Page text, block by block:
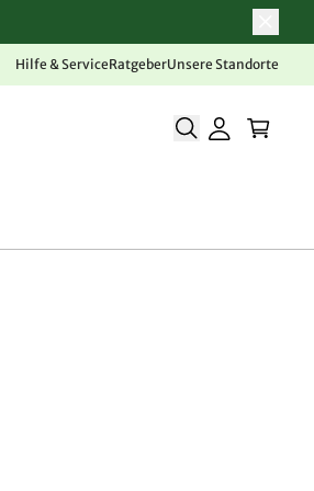
Hilfe & ServiceRatgeberUnsere Standorte